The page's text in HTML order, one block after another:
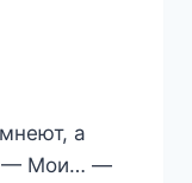
а
— Мои… —